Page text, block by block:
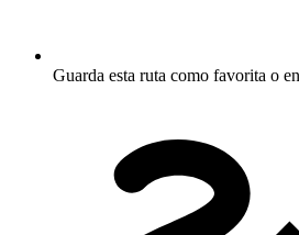
Guarda esta ruta como favorita o